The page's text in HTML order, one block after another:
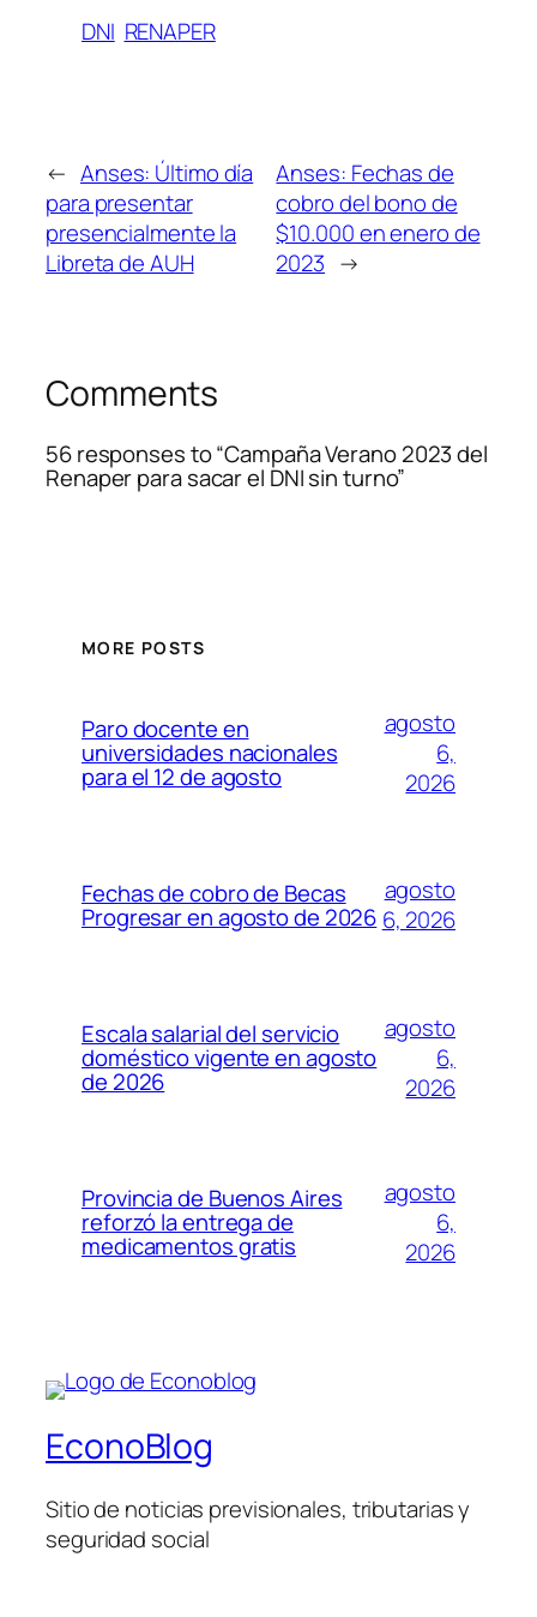
DNI RENAPER
← Anses: Último día
para presentar
presencialmente la
Libreta de AUH
Anses: Fechas de
cobro del bono de
$10.000 en enero de
2023 →
Comments
56 responses to “Campaña Verano 2023 del
Renaper para sacar el DNI sin turno”
MORE POSTS
Paro docente en
universidades nacionales
para el 12 de agosto
agosto
6,
2026
Fechas de cobro de Becas
Progresar en agosto de 2026
agosto
6, 2026
Escala salarial del servicio
doméstico vigente en agosto
de 2026
agosto
6,
2026
Provincia de Buenos Aires
reforzó la entrega de
medicamentos gratis
agosto
6,
2026
EconoBlog
Sitio de noticias previsionales, tributarias y
seguridad social